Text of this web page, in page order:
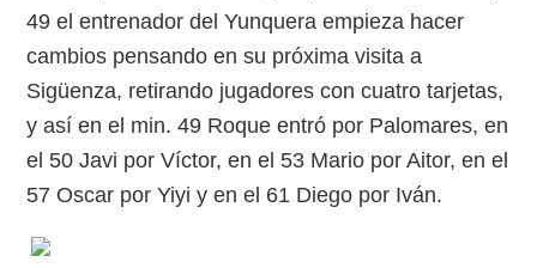
49 el entrenador del Yunquera empieza hacer
cambios pensando en su próxima visita a
Sigüenza, retirando jugadores con cuatro tarjetas,
y así en el min. 49 Roque entró por Palomares, en
el 50 Javi por Víctor, en el 53 Mario por Aitor, en el
57 Oscar por Yiyi y en el 61 Diego por Iván.